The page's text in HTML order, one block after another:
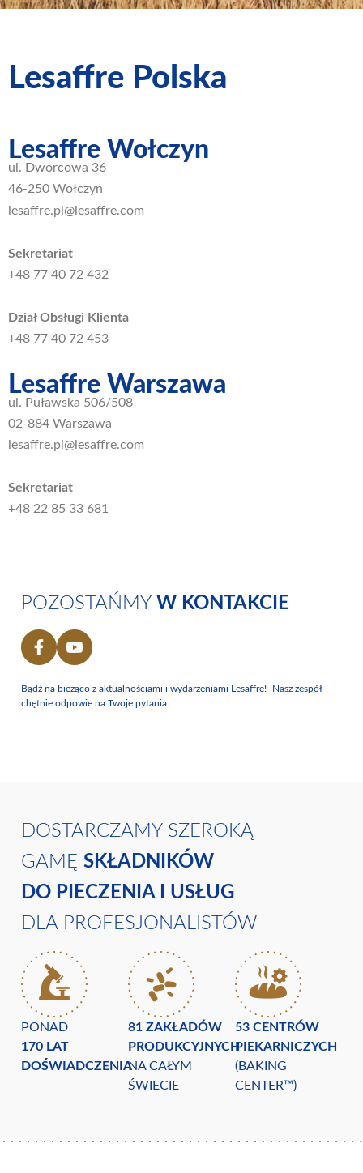
Lesaffre Polska
Lesaffre Wołczyn
ul. Dworcowa 36
46-250 Wołczyn
lesaffre.pl@lesaffre.com
Sekretariat
+48 77 40 72 432
Dział Obsługi Klienta
+48 77 40 72 453
Lesaffre Warszawa
ul. Puławska 506/508
02-884 Warszawa
lesaffre.pl@lesaffre.com
Sekretariat
+48 22 85 33 681
POZOSTAŃMY W KONTAKCIE
Bądź na bieżąco z aktualnościami i wydarzeniami Lesaffre! Nasz zespół
chętnie odpowie na Twoje pytania.
DOSTARCZAMY SZEROKĄ
GAMĘ SKŁADNIKÓW
DO PIECZENIA I USŁUG
DLA PROFESJONALISTÓW
PONAD
170 LAT
DOŚWIADCZENIA
81 ZAKŁADÓW
PRODUKCYJNYCH
NA CAŁYM
ŚWIECIE
53 CENTRÓW
PIEKARNICZYCH
(BAKING
CENTER™)